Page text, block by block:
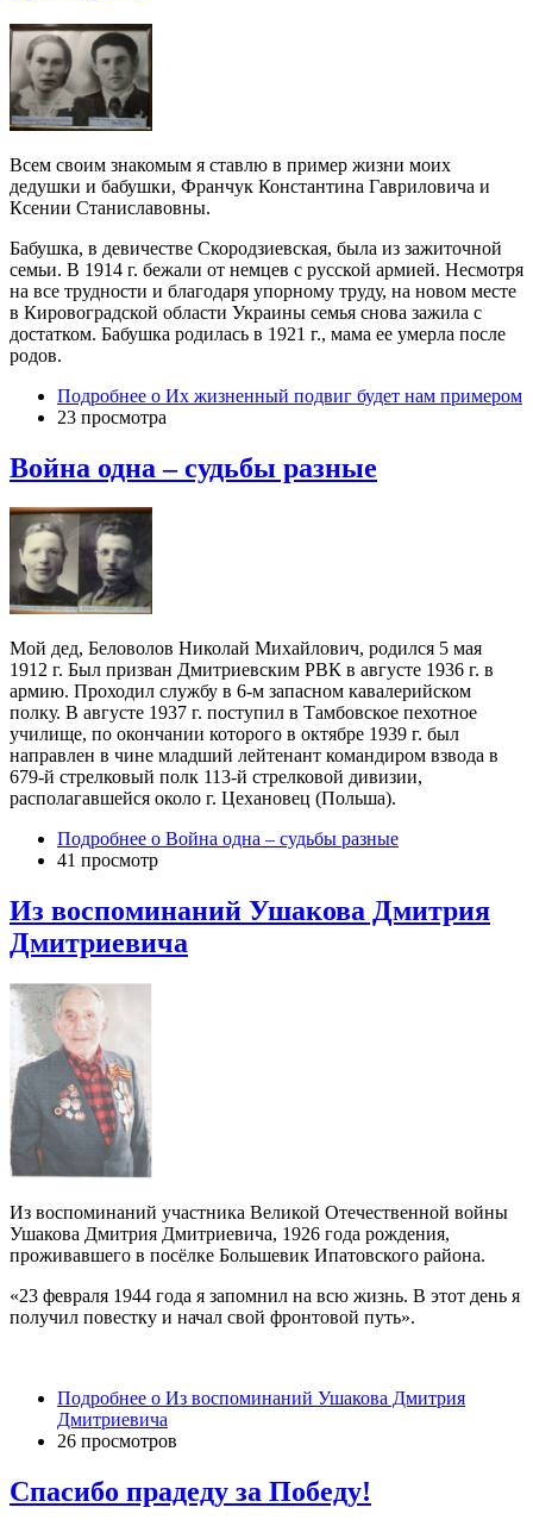
Всем своим знакомым я ставлю в пример жизни моих
дедушки и бабушки, Франчук Константина Гавриловича и
Ксении Станиславовны.
Бабушка, в девичестве Скородзиевская, была из зажиточной
семьи. В 1914 г. бежали от немцев с русской армией. Несмотря
на все трудности и благодаря упорному труду, на новом месте
в Кировоградской области Украины семья снова зажила с
достатком. Бабушка родилась в 1921 г., мама ее умерла после
родов.
Подробнее о Их жизненный подвиг будет нам примером
23 просмотра
Война одна – судьбы разные
Мой дед, Беловолов Николай Михайлович, родился 5 мая
1912 г. Был призван Дмитриевским РВК в августе 1936 г. в
армию. Проходил службу в 6-м запасном кавалерийском
полку. В августе 1937 г. поступил в Тамбовское пехотное
училище, по окончании которого в октябре 1939 г. был
направлен в чине младший лейтенант командиром взвода в
679-й стрелковый полк 113-й стрелковой дивизии,
располагавшейся около г. Цехановец (Польша).
Подробнее о Война одна – судьбы разные
41 просмотр
Из воспоминаний Ушакова Дмитрия
Дмитриевича
Из воспоминаний участника Великой Отечественной войны
Ушакова Дмитрия Дмитриевича, 1926 года рождения,
проживавшего в посёлке Большевик Ипатовского района.
«23 февраля 1944 года я запомнил на всю жизнь. В этот день я
получил повестку и начал свой фронтовой путь».
Подробнее о Из воспоминаний Ушакова Дмитрия
Дмитриевича
26 просмотров
Спасибо прадеду за Победу!